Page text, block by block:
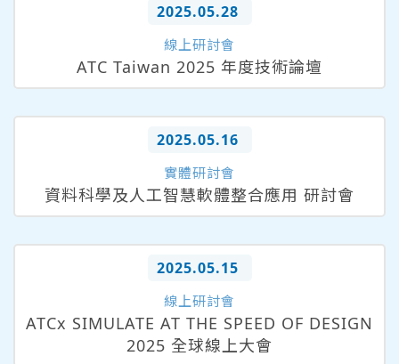
2025.05.28
線上研討會
ATC Taiwan 2025 年度技術論壇
2025.05.16
實體研討會
資料科學及人工智慧軟體整合應用 研討會
2025.05.15
線上研討會
ATCx SIMULATE AT THE SPEED OF DESIGN
2025 全球線上大會